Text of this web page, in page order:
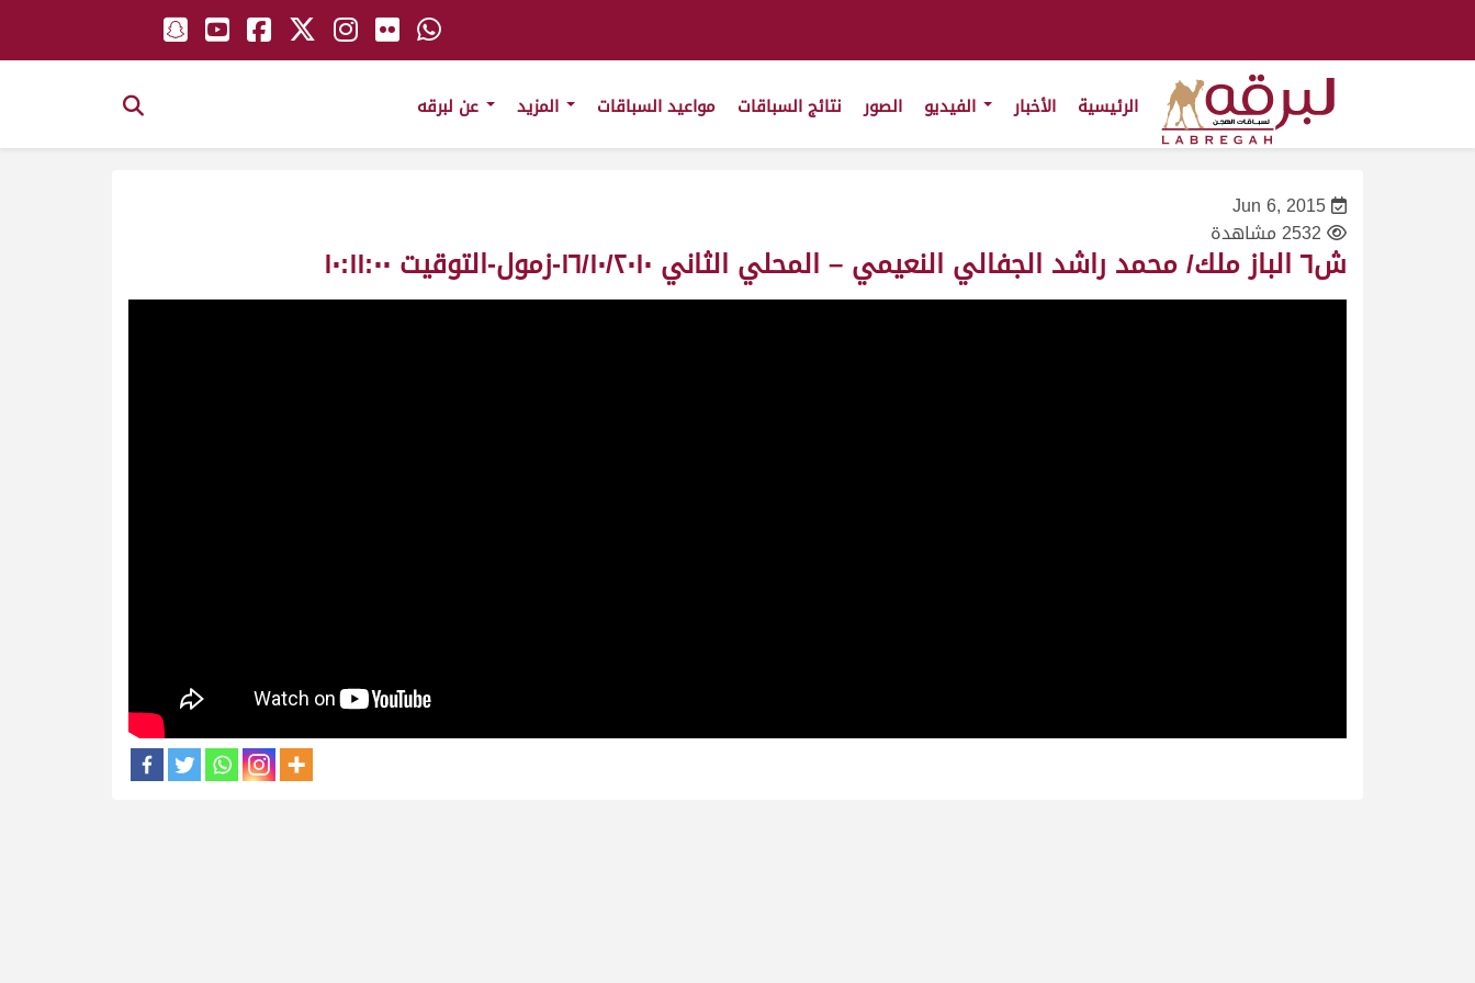
الرئيسية الأخبار الصور نتائج السباقات مواعيد السباقات
Jun 6, 2015
2532 مشاهدة
ش٦ الباز ملك/ محمد راشد الجفالي النعيمي – المحلي الثاني ١٦/١٠/٢٠١٠-زمول-التوقيت ١٠:١١:٠٠